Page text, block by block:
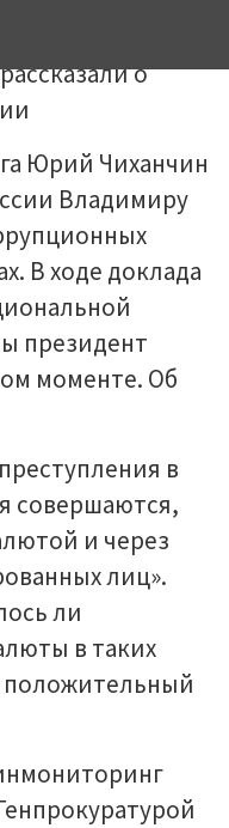
Юрий Чиханчин
Владимиру
В ходе доклада
президент
моменте. Об
в
совершаются,
и через
лиц».
ли
в таких
положительный